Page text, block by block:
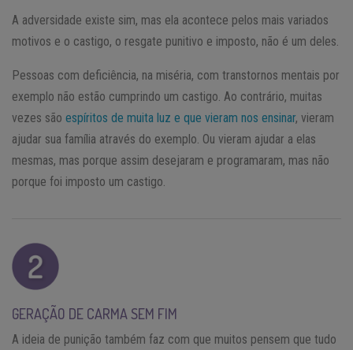
A adversidade existe sim, mas ela acontece pelos mais variados
motivos e o castigo, o resgate punitivo e imposto, não é um deles.
Pessoas com deficiência, na miséria, com transtornos mentais por
exemplo não estão cumprindo um castigo. Ao contrário, muitas
vezes são espíritos de muita luz e que vieram nos ensinar, vieram
ajudar sua família através do exemplo. Ou vieram ajudar a elas
mesmas, mas porque assim desejaram e programaram, mas não
porque foi imposto um castigo.
GERAÇÃO DE CARMA SEM FIM
A ideia de punição também faz com que muitos pensem que tudo